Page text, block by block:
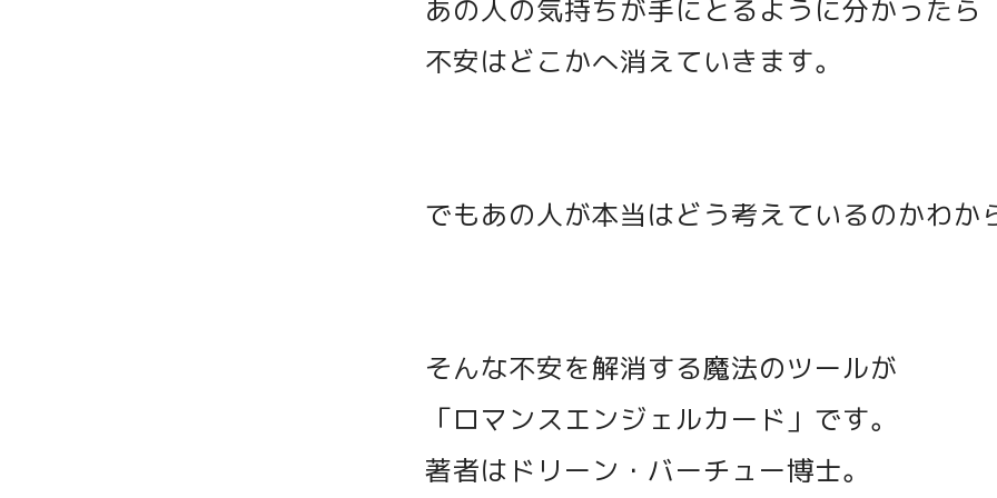
あの人の気持ちが手にとるように分かったら
不安はどこかへ消えていきます。
でもあの人が本当はどう考えているのかわ
そんな不安を解消する魔法のツールが
「ロマンスエンジェルカード」です。
著者はドリーン・バーチュー博士。